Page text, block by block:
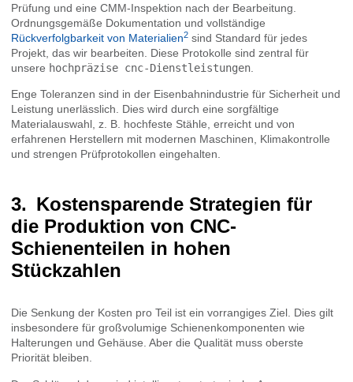
Prüfung und eine CMM-Inspektion nach der Bearbeitung.
Ordnungsgemäße Dokumentation und vollständige
Rückverfolgbarkeit von Materialien2 sind Standard für jedes
Projekt, das wir bearbeiten. Diese Protokolle sind zentral für
unsere hochpräzise cnc-Dienstleistungen
Enge Toleranzen sind in der Eisenbahnindustrie für Sicherheit und
Leistung unerlässlich. Dies wird durch eine sorgfältige
Materialauswahl, z. B. hochfeste Stähle, erreicht und von
erfahrenen Herstellern mit modernen Maschinen, Klimakontrolle
und strengen Prüfprotokollen eingehalten.
Kostensparende Strategien für
die Produktion von CNC-
Schienenteilen in hohen
Stückzahlen
Die Senkung der Kosten pro Teil ist ein vorrangiges Ziel. Dies gilt
insbesondere für großvolumige Schienenkomponenten wie
Halterungen und Gehäuse. Aber die Qualität muss oberste
Priorität bleiben.